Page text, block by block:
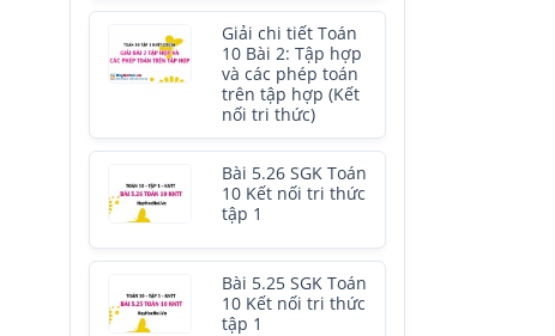
Giải chi tiết Toán
10 Bài 2: Tập hợp
và các phép toán
trên tập hợp (Kết
nối tri thức)
Bài 5.26 SGK Toán
10 Kết nối tri thức
tập 1
Bài 5.25 SGK Toán
10 Kết nối tri thức
tập 1